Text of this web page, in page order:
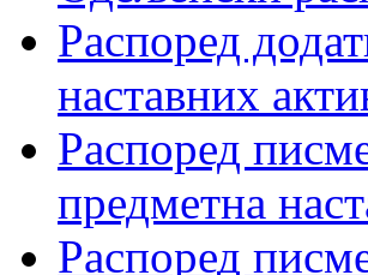
Распоред
наставних
Распоред
предметна
Распоред